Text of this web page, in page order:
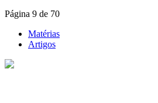
Página 9 de 70
Matérias
Artigos